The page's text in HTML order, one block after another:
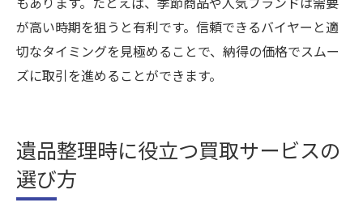
が高い時期を狙うと有利です。信頼できるバイヤーと適
切なタイミングを見極めることで、納得の価格でスムー
ズに取引を進めることができます。
遺品整理時に役立つ買取サービスの
選び方